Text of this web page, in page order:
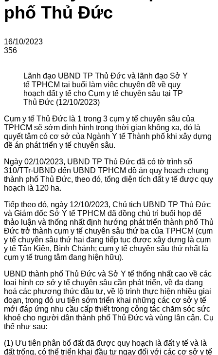
phố Thủ Đức
16/10/2023
356
Lãnh đạo UBND TP Thủ Đức và lãnh đạo Sở Y
tế TPHCM tại buổi làm việc chuyên đề về quy
hoạch đất y tế cho Cụm y tế chuyên sâu tại TP
Thủ Đức (12/10/2023)
Cụm y tế Thủ Đức là 1 trong 3 cụm y tế chuyên sâu của
TPHCM sẽ sớm định hình trong thời gian không xa, đó là
quyết tâm có cơ sở của Ngành Y tế Thành phố khi xây dựng
đề án phát triển y tế chuyên sâu.
Ngày 02/10/2023, UBND TP Thủ Đức đã có tờ trình số
310/TTr-UBND đến UBND TPHCM đồ án quy hoạch chung
thành phố Thủ Đức, theo đó, tổng diện tích đất y tế được quy
hoạch là 120 ha.
Tiếp theo đó, ngày 12/10/2023, Chủ tịch UBND TP Thủ Đức
và Giám đốc Sở Y tế TPHCM đã đồng chủ trì buổi họp để
thảo luận và thống nhất định hướng phát triển thành phố Thủ
Đức trở thành cụm y tế chuyên sâu thứ ba của TPHCM (cụm
y tế chuyên sâu thứ hai đang tiếp tục được xây dựng là cụm
y tế Tân Kiên, Bình Chánh; cụm y tế chuyên sâu thứ nhất là
cụm y tế trung tâm đang hiện hữu).
UBND thành phố Thủ Đức và Sở Y tế thống nhất cao về các
loại hình cơ sở y tế chuyên sâu cần phát triển, về đa dạng
hoá các phương thức đầu tư, về lộ trình thực hiện nhiều giai
đoạn, trong đó ưu tiên sớm triển khai những các cơ sở y tế
mới đáp ứng nhu cầu cấp thiết trong công tác chăm sóc sức
khoẻ cho người dân thành phố Thủ Đức và vùng lân cận. Cụ
thể như sau:
(1) Ưu tiên phân bổ đất đã được quy hoạch là đất y tế và là
đất trống, có thể triển khai đầu tư ngay đối với các cơ sở y tế